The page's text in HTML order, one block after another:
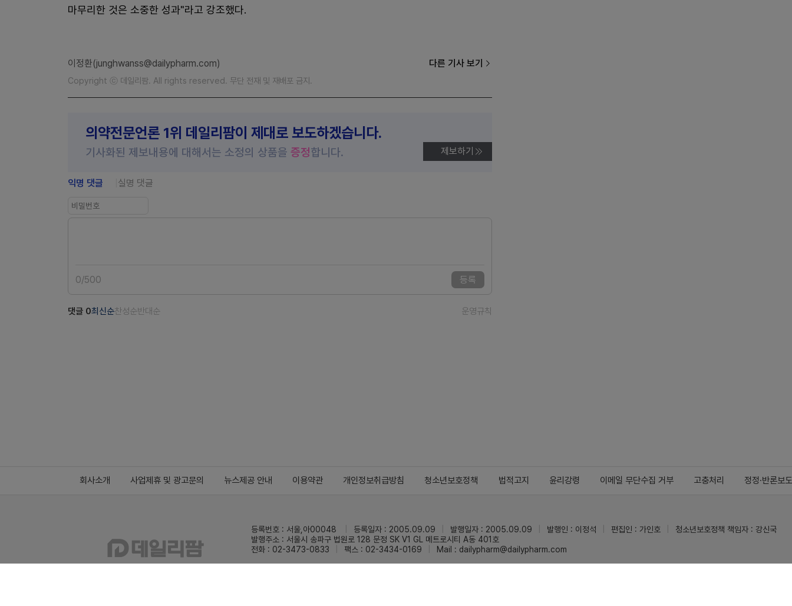
마무리한 것은 소중한 성과"라고 강조했다.
이정환(junghwanss@dailypharm.com) 다른 기사 보기
Copyright ⓒ 데일리팜. All rights reserved. 무단 전재 및 재배포 금지.
의약전문언론 1위 데일리팜이 제대로 보도하겠습니다.
기사화된 제보내용에 대해서는 소정의 상품을 증정합니다. 제보하기
익명 댓글 실명 댓글
0/500 등록
댓글 0최신순찬성순반대순 운영규칙
회사소개 사업제휴 및 광고문의 뉴스제공 안내 이용약관 개인정보취급방침 청소년보호정책 법적고지 윤리강령 이메일 무단수집 거부 고충처리 정정·반론보도
등록번호 : 서울,아00048 등록일자 : 2005.09.09 발행일자 : 2005.09.09 발행인 : 이정석 편집인 : 가인호
청소년보호정책 책임자 : 강신국
발행주소 : 서울시 송파구 법원로 128 문정 SK V1 GL 메트로시티 A동 401호
전화 : 02-3473-0833
팩스 : 02-3434-0169 Mail : dailypharm@dailypharm.com